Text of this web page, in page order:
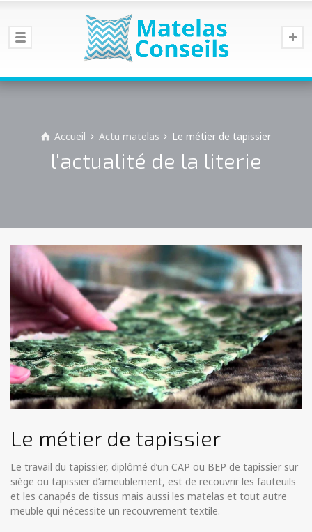
Accueil Actu matelas Le métier de tapissier
l'actualité de la literie
Le métier de tapissier
Le travail du tapissier, diplômé d’un CAP ou BEP de tapissier sur
siège ou tapissier d’ameublement, est de recouvrir les fauteuils
et les canapés de tissus mais aussi les matelas et tout autre
meuble qui nécessite un recouvrement textile.